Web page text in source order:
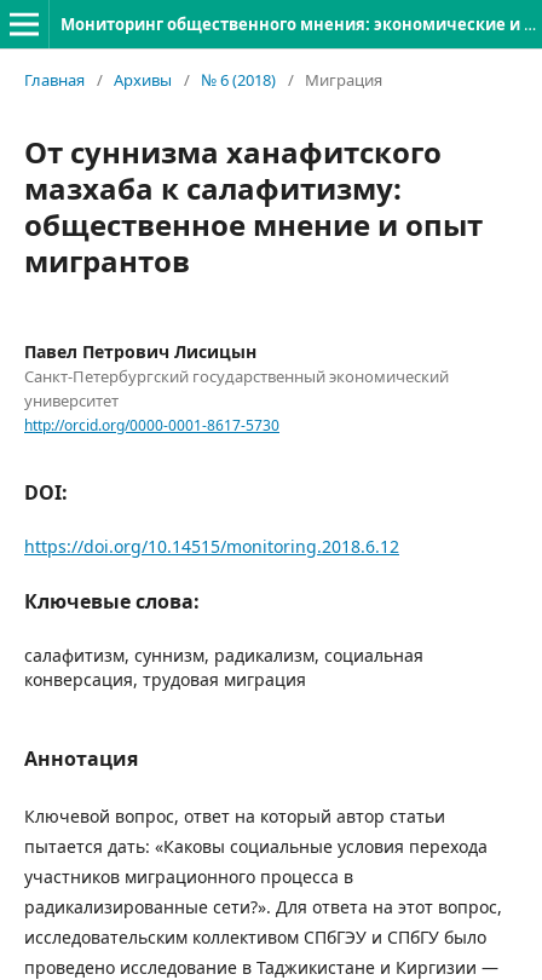
Мониторинг общественного мнения: экономические и социальные перемены
Главная / Архивы / № 6 (2018) / Миграция
От суннизма ханафитского
мазхаба к салафитизму:
общественное мнение и опыт
мигрантов
Павел Петрович Лисицын
Санкт-Петербургский государственный экономический
университет
http://orcid.org/0000-0001-8617-5730
DOI:
https://doi.org/10.14515/monitoring.2018.6.12
Ключевые слова:
салафитизм, суннизм, радикализм, социальная
конверсация, трудовая миграция
Аннотация
Ключевой вопрос, ответ на который автор статьи
пытается дать: «Каковы социальные условия перехода
участников миграционного процесса в
радикализированные сети?». Для ответа на этот вопрос,
исследовательским коллективом СПбГЭУ и СПбГУ было
проведено исследование в Таджикистане и Киргизии —